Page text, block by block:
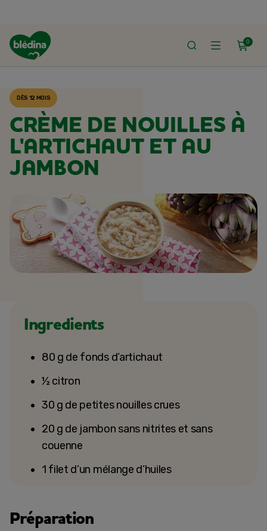
0
ACCUEIL
DÈS 12 MOIS
CRÈME DE NOUILLES À
L'ARTICHAUT ET AU
JAMBON
Ingredients
80 g de fonds d’artichaut
½ citron
30 g de petites nouilles crues
20 g de jambon sans nitrites et sans
couenne
1 filet d’un mélange d’huiles
Préparation